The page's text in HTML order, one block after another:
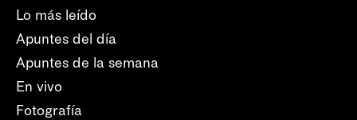
Lo más leído
Apuntes del día
Apuntes de la semana
En vivo
Fotografía